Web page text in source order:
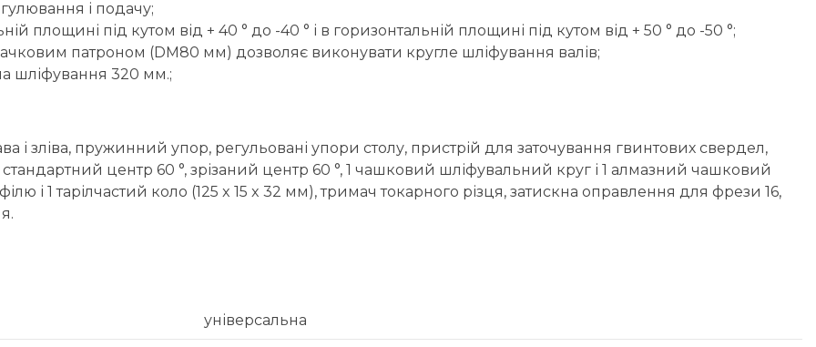
і подачу;
площині під кутом від + 40 ° до -40 ° і в горизонтальній площині під кутом від + 50 ° до -50 °;
патроном (DM80 мм) дозволяє виконувати кругле шліфування валів;
шліфування 320 мм.;
і зліва, пружинний упор, регульовані упори столу, пристрій для заточування гвинтових свердел,
центр 60 °, зрізаний центр 60 °, 1 чашковий шліфувальний круг і 1 алмазний чашковий
і 1 тарілчастий коло (125 x 15 x 32 мм), тримач токарного різця, затискна оправлення для фрези 16,
універсальна